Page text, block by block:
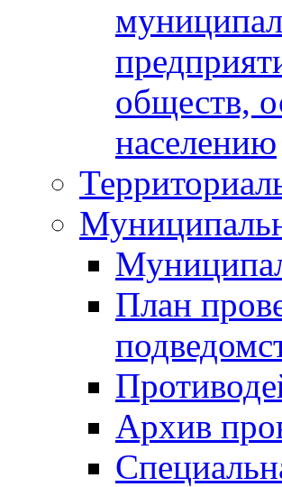
обществ,
населению
План
Архив